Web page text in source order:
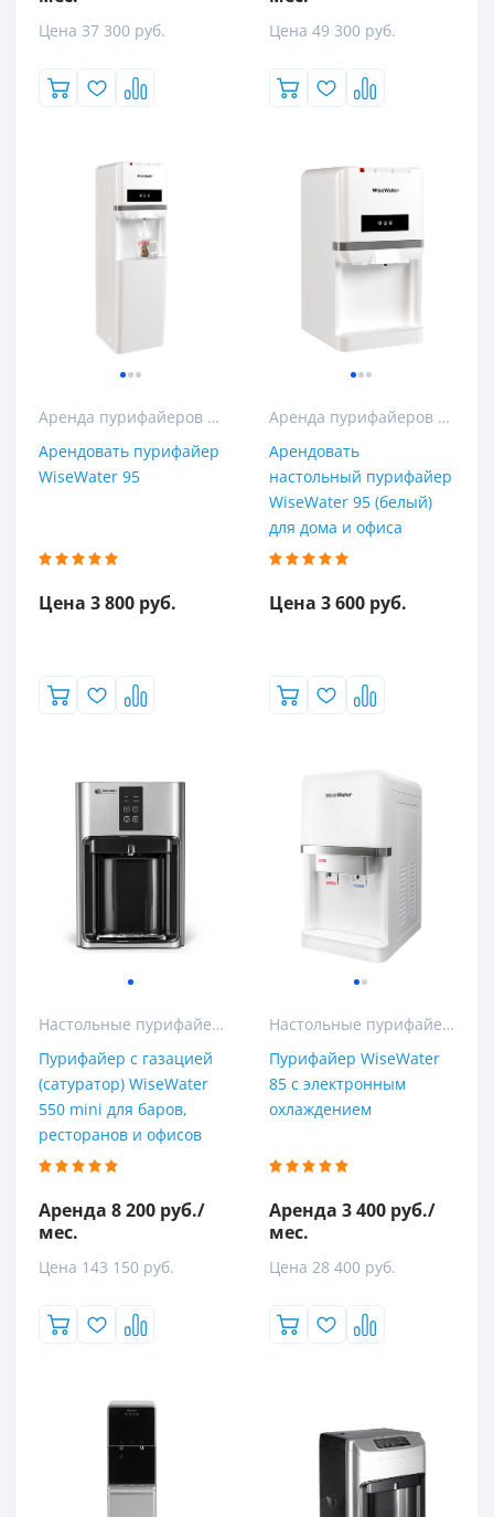
Цена 37 300 руб. Цена 49 300 руб.
Аренда пурифайеров и кулеров для воды
Арендовать пурифайер
WiseWater 95
Цена 3 800 руб.
Аренда пурифайеров и кулеров для воды
Арендовать
настольный пурифайер
WiseWater 95 (белый)
для дома и офиса
Цена 3 600 руб.
Настольные пурифайеры
Пурифайер с газацией
(сатуратор) WiseWater
550 mini для баров,
ресторанов и офисов
Аренда 8 200 руб./
мес.
Цена 143 150 руб.
Настольные пурифайеры
Пурифайер WiseWater
85 с электронным
охлаждением
Аренда 3 400 руб./
мес.
Цена 28 400 руб.